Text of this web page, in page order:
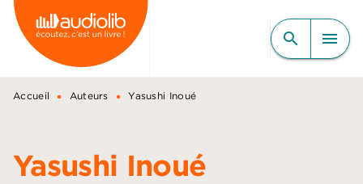
MENU RECHERCHE
CONTENU
PIED DE PAGE
search menu
Accueil • Auteurs • Yasushi Inoué
Yasushi Inoué